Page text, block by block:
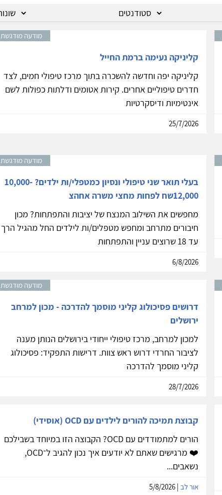
מודעה מודגשת
קליניקה נעימה ברמת החייל
קליניקה יפה וחדשה להשכרה בתוך מרכז טיפולי חמים, לצד
חדרים טיפוליים אחרים. קירות אטומים ודלתות כפולות לשם
אינטימיות ודיסקרטיות
25/7/2026
מודעה מודגשת
בעלי תואר שני טיפולי ונסיון כמטפלי/ות ילדים? 10,000-
12,000שח לפחות מחצי משרה אחהצ
מחפשים את השילוב המנצח של יציבות והתפתחות? מכון
חיבורים מתרחב ומחפש מטפלים/ות לילדים החל מהגיל הרך
עד 18 שרוצים עניין והתפתחות
6/8/2026
מודעה מודגשת
דרושים פסיכולוג קליני מוסמך להדרכה - מכון למרחב
ירושלים
למכון למרחב, מרכז טיפולי ייחודי בירושלים הנותן מענה
לציבור החרדי דרוש ראש צוות. דרישות התפקיד: פסיכולוג
קליני מוסמך להדרכה
28/7/2026
קבוצת תמיכה להורים לילדים עם OCD (אוסידי)
הורים למתמודדים עם OCD? הקבוצה הזו במיוחד בשבילכם
❤️ מרגישים שאתם לא יודעים איך נכון להגיב ל־OCD,
נשאבים...
אור לב| 5/8/2026